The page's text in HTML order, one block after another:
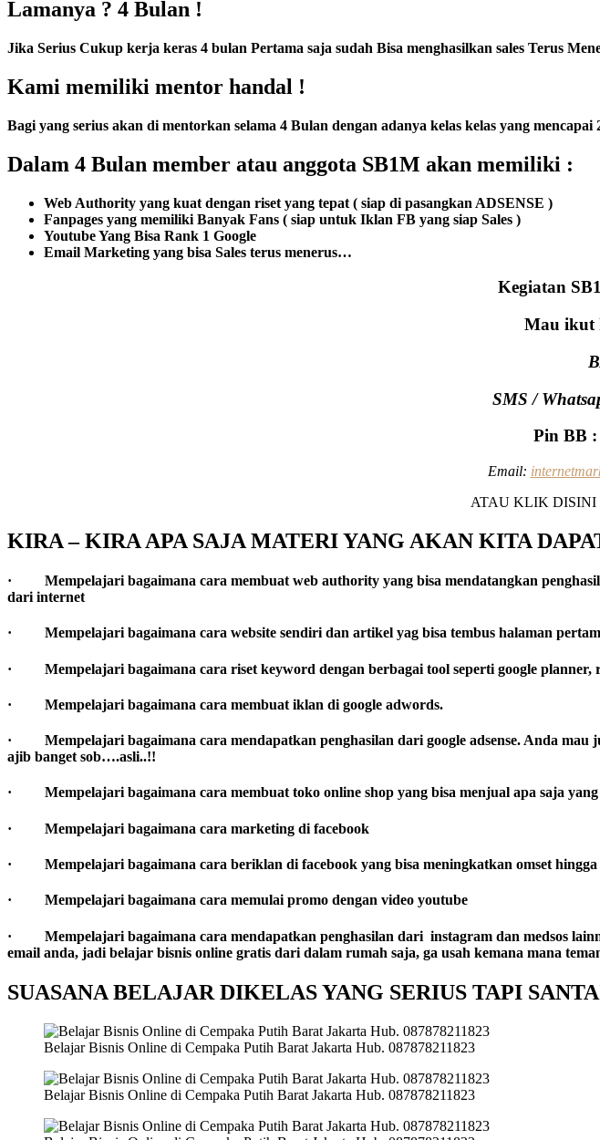
Lamanya ? 4 Bulan !
Jika Serius Cukup kerja keras 4 bulan Pertama saja sudah Bisa menghasilkan sales Terus
Kami memiliki mentor handal !
Bagi yang serius akan di mentorkan selama 4 Bulan dengan adanya kelas kelas yang mencapai
Dalam 4 Bulan member atau anggota SB1M akan memiliki :
Web Authority yang kuat dengan riset yang tepat ( siap di pasangkan ADSENSE )
Fanpages yang memiliki Banyak Fans ( siap untuk Iklan FB yang siap Sales )
Youtube Yang Bisa Rank 1 Google
Email Marketing yang bisa Sales terus menerus…
Kegiatan
Mau ikut
SMS /
Pin BB
Email:
ATAU KLIK DISINI
KIRA – KIRA APA SAJA MATERI YANG AKAN KITA
· Mempelajari bagaimana cara membuat web authority yang bisa mendatangkan
dari internet
· Mempelajari bagaimana cara website sendiri dan artikel yag bisa tembus halaman
· Mempelajari bagaimana cara riset keyword dengan berbagai tool seperti google planner,
· Mempelajari bagaimana cara membuat iklan di google adwords.
· Mempelajari bagaimana cara mendapatkan penghasilan dari google adsense. Anda mau
ajib banget sob….asli..!!
· Mempelajari bagaimana cara membuat toko online shop yang bisa menjual apa saja yang
· Mempelajari bagaimana cara marketing di facebook
· Mempelajari bagaimana cara beriklan di facebook yang bisa meningkatkan omset hingga
· Mempelajari bagaimana cara memulai promo dengan video youtube
· Mempelajari bagaimana cara mendapatkan penghasilan dari instagram dan medsos
email anda, jadi belajar bisnis online gratis dari dalam rumah saja, ga usah kemana mana
SUASANA BELAJAR DIKELAS YANG SERIUS TAPI
Belajar Bisnis Online di Cempaka Putih Barat Jakarta Hub. 087878211823
Belajar Bisnis Online di Cempaka Putih Barat Jakarta Hub. 087878211823